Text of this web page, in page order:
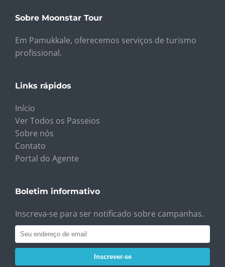
Sobre Moonstar Tour
Em Pamukkale, oferecemos serviços de turismo
profissional.
Links rápidos
Início
Ver Todos os Passeios
Sobre nós
Contato
Portal do Agente
Boletim informativo
Inscreva-se para ser notificado sobre campanhas.
Inscrever-se